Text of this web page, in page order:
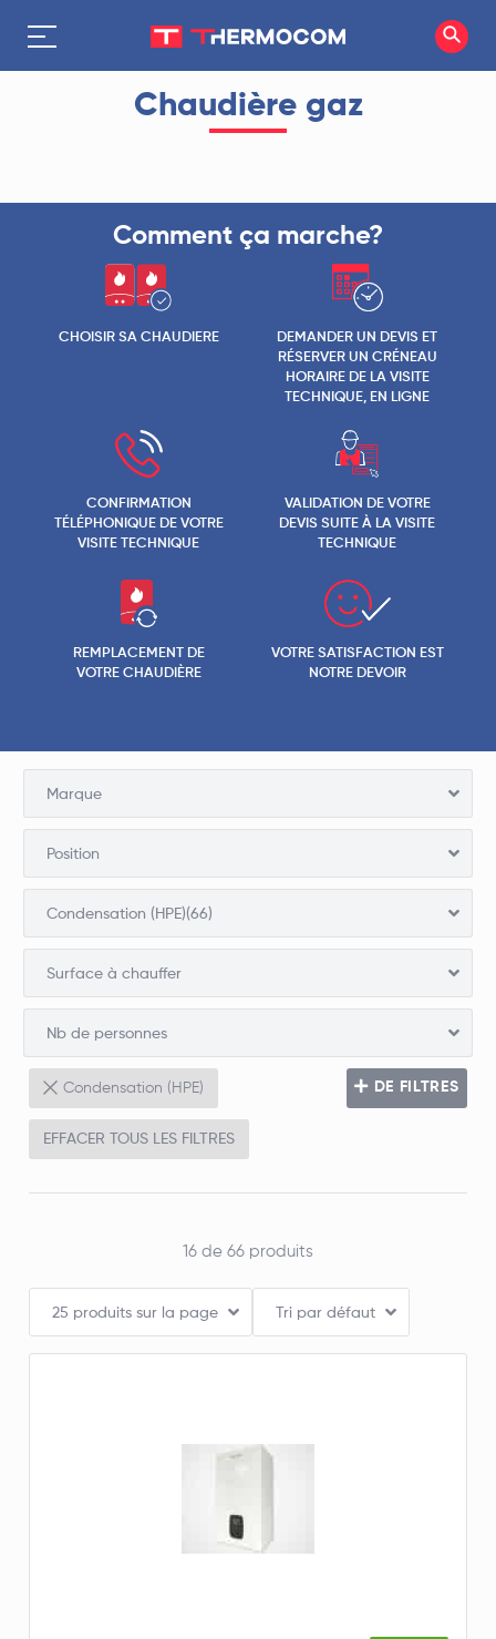
Chaudière gaz
Comment ça marche?
CHOISIR SA CHAUDIERE
DEMANDER UN DEVIS ET
RÉSERVER UN CRÉNEAU
HORAIRE DE LA VISITE
TECHNIQUE, EN LIGNE
CONFIRMATION
TÉLÉPHONIQUE DE VOTRE
VISITE TECHNIQUE
VALIDATION DE VOTRE
DEVIS SUITE À LA VISITE
TECHNIQUE
REMPLACEMENT DE
VOTRE CHAUDIÈRE
VOTRE SATISFACTION EST
NOTRE DEVOIR
Marque
Position
Condensation (HPE)(66)
Surface à chauffer
Nb de personnes
Douche/bain
Condensation (HPE)
EFFACER TOUS LES FILTRES
DE FILTRES
16 de 66 produits
25 produits sur la page Tri par défaut